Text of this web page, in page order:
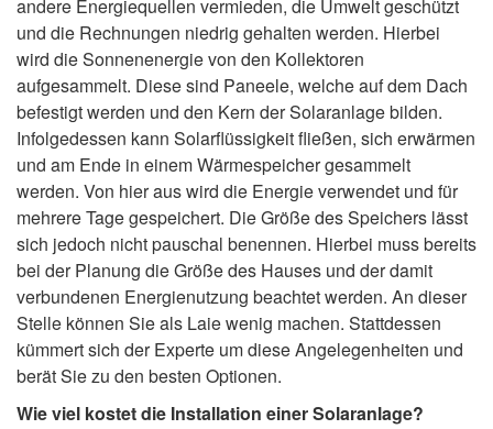
andere Energiequellen vermieden, die Umwelt geschützt
und die Rechnungen niedrig gehalten werden. Hierbei
wird die Sonnenenergie von den Kollektoren
aufgesammelt. Diese sind Paneele, welche auf dem Dach
befestigt werden und den Kern der Solaranlage bilden.
Infolgedessen kann Solarflüssigkeit fließen, sich erwärmen
und am Ende in einem Wärmespeicher gesammelt
werden. Von hier aus wird die Energie verwendet und für
mehrere Tage gespeichert. Die Größe des Speichers lässt
sich jedoch nicht pauschal benennen. Hierbei muss bereits
bei der Planung die Größe des Hauses und der damit
verbundenen Energienutzung beachtet werden. An dieser
Stelle können Sie als Laie wenig machen. Stattdessen
kümmert sich der Experte um diese Angelegenheiten und
berät Sie zu den besten Optionen.
Wie viel kostet die Installation einer Solaranlage?